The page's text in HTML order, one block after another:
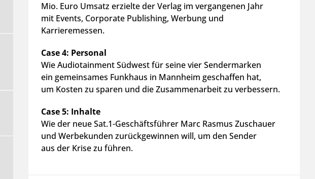
Mio. Euro Umsatz erzielte der Verlag im vergangenen Jahr
mit Events, Corporate Publishing, Werbung und
Karrieremessen.
Case 4: Personal
Wie Audiotainment Südwest für seine vier Sendermarken
ein gemeinsames Funkhaus in Mannheim geschaffen hat,
um Kosten zu sparen und die Zusammenarbeit zu verbessern.
Case 5: Inhalte
Wie der neue Sat.1-Geschäftsführer Marc Rasmus Zuschauer
und Werbekunden zurückgewinnen will, um den Sender
aus der Krise zu führen.